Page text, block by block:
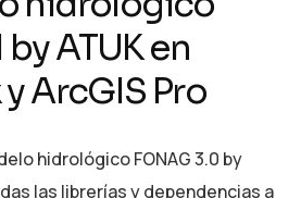
by ATUK en
ArcGIS Pro
hidrológico FONAG 3.0 by
las librerías y dependencias a